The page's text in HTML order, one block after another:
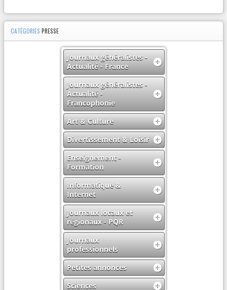
CATÉGORIES PRESSE
Journaux généralistes -
Actualité - France
Journaux généralistes -
Actualité -
Francophonie
Art & Culture
Divertissement & Loisir
Enseignement -
Formation
Informatique &
Internet
Journaux locaux et
régionaux - PQR
Journaux
professionnels
Petites annonces
Sciences